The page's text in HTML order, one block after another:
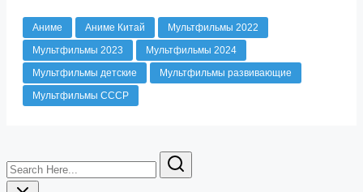
Аниме Аниме Китай
Мультфильмы 2022
Мультфильмы 2023
Мультфильмы 2024
Мультфильмы детские
Мультфильмы развивающие
Мультфильмы СССР
Search
Here...